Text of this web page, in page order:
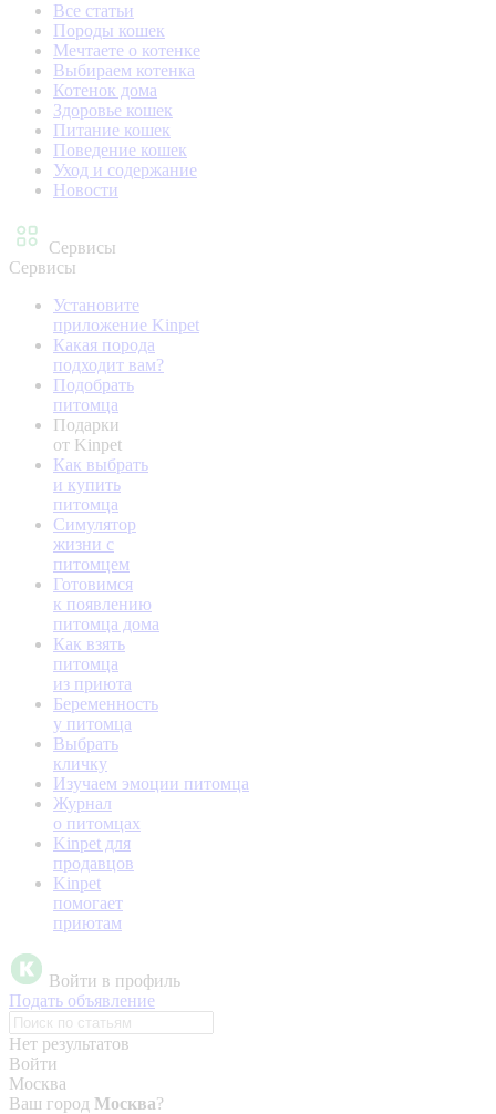
Все статьи
Породы кошек
Мечтаете о котенке
Выбираем котенка
Котенок дома
Здоровье кошек
Питание кошек
Поведение кошек
Уход и содержание
Новости
Сервисы
Сервисы
Установите
приложение Kinpet
Какая порода
подходит вам?
Подобрать
питомца
Подарки
от Kinpet
Как выбрать
и купить
питомца
Симулятор
жизни с
питомцем
Готовимся
к появлению
питомца дома
Как взять
питомца
из приюта
Беременность
у питомца
Выбрать
кличку
Изучаем эмоции питомца
Журнал
о питомцах
Kinpet для
продавцов
Kinpet
помогает
приютам
Войти в профиль
Подать объявление
Нет результатов
Войти
Москва
Ваш город Москва?